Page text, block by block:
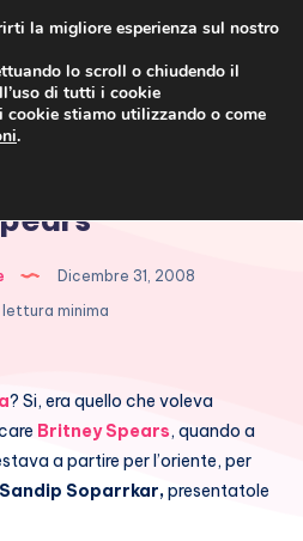
di Britney
Dicembre 31, 2008
lettura minima
? Si, era quello che voleva
Britney Spears, quando a
a partire per l’oriente, per
Soparrkar,presentatole
la migliore esperienza sul nostro
lo scroll o chiudendo il
di tutti i cookie
cookie stiamo utilizzando o come
.